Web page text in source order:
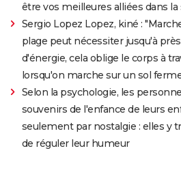
être vos meilleures alliées dans la
Sergio Lopez Lopez, kiné :
plage peut nécessiter jusqu'à
d'énergie, cela oblige le corps à
lorsqu'on marche sur un sol
Selon la psychologie, les
souvenirs de l'enfance de leurs
seulement par nostalgie : elles y
de réguler leur humeur